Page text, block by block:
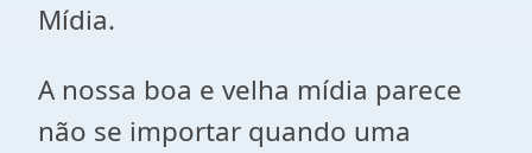
Mídia.
A nossa boa e velha mídia parece
não se importar quando uma